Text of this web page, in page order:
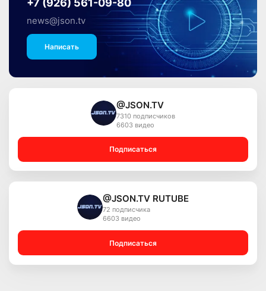
news@json.tv
Написать
@JSON.TV
7310 подписчиков
6603 видео
Подписаться
@JSON.TV RUTUBE
72 подписчика
6603 видео
Подписаться